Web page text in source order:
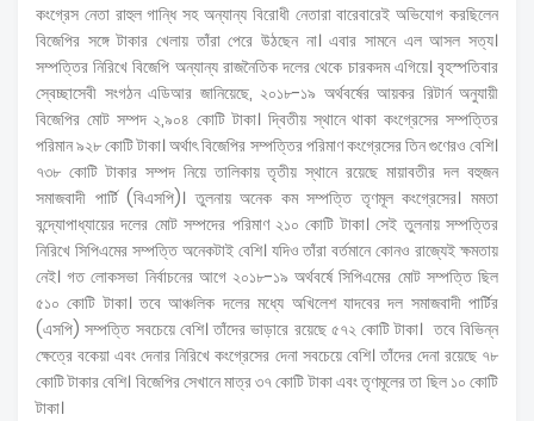
কংগ্রেস নেতা রাহুল গান্ধি সহ অন্যান্য বিরোধী নেতারা বারেবারেই অভিযোগ করছিলেন
বিজেপির সঙ্গে টাকার খেলায় তাঁরা পেরে উঠছেন না। এবার সামনে এল আসল সত্য।
সম্পত্তির নিরিখে বিজেপি অন্যান্য রাজনৈতিক দলের থেকে চারকদম এগিয়ে। বৃহস্পতিবার
স্বেচ্ছাসেবী সংগঠন এডিআর জানিয়েছে, ২০১৮-১৯ অর্থবর্ষের আয়কর রিটার্ন অনুযায়ী
বিজেপির মোট সম্পদ ২,৯০৪ কোটি টাকা। দ্বিতীয় স্থানে থাকা কংগ্রেসের সম্পত্তির
পরিমান ৯২৮ কোটি টাকা। অর্থাৎ বিজেপির সম্পত্তির পরিমাণ কংগ্রেসের তিন গুণেরও বেশি।
৭৩৮ কোটি টাকার সম্পদ নিয়ে তালিকায় তৃতীয় স্থানে রয়েছে মায়াবতীর দল বহুজন
সমাজবাদী পার্টি (বিএসপি)। তুলনায় অনেক কম সম্পত্তি তৃণমূল কংগ্রেসের। মমতা
বন্দ্যোপাধ্যায়ের দলের মোট সম্পদের পরিমাণ ২১০ কোটি টাকা। সেই তুলনায় সম্পত্তির
নিরিখে সিপিএমের সম্পত্তি অনেকটাই বেশি। যদিও তাঁরা বর্তমানে কোনও রাজ্যেই ক্ষমতায়
নেই। গত লোকসভা নির্বাচনের আগে ২০১৮-১৯ অর্থবর্ষে সিপিএমের মোট সম্পত্তি ছিল
৫১০ কোটি টাকা। তবে আঞ্চলিক দলের মধ্যে অখিলেশ যাদবের দল সমাজবাদী পার্টির
(এসপি) সম্পত্তি সবচেয়ে বেশি। তাঁদের ভাড়ারে রয়েছে ৫৭২ কোটি টাকা। তবে বিভিন্ন
ক্ষেত্রে বকেয়া এবং দেনার নিরিখে কংগ্রেসের দেনা সবচেয়ে বেশি। তাঁদের দেনা রয়েছে ৭৮
কোটি টাকার বেশি। বিজেপির সেখানে মাত্র ৩৭ কোটি টাকা এবং তৃণমূলের তা ছিল ১০ কোটি
টাকা।